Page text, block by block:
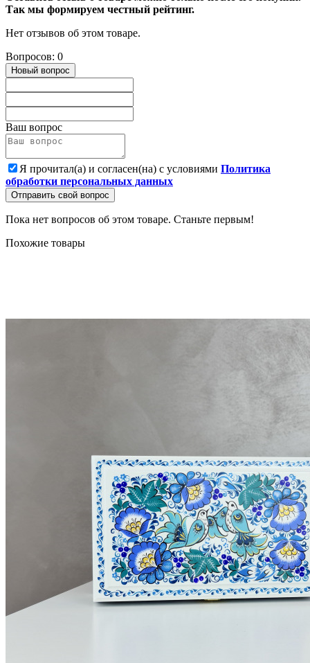
Так мы формируем честный рейтинг.
Нет отзывов об этом товаре.
Вопросов: 0
Новый вопрос
Ваш вопрос
Я прочитал(а) и согласен(на) с условиями Политика
обработки персональных данных
Отправить свой вопрос
Пока нет вопросов об этом товаре. Станьте первым!
Похожие товары